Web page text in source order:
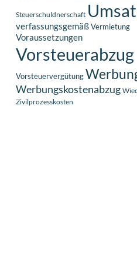
Steuerschuldnerschaft
verfassungsgemäßVermietung
Voraussetzungen
Vorsteuerabzug
Vorsteuervergütung
Werbungskostenabzug
Zivilprozesskosten